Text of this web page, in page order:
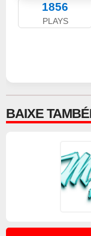
1856
PLAYS
BAIXE